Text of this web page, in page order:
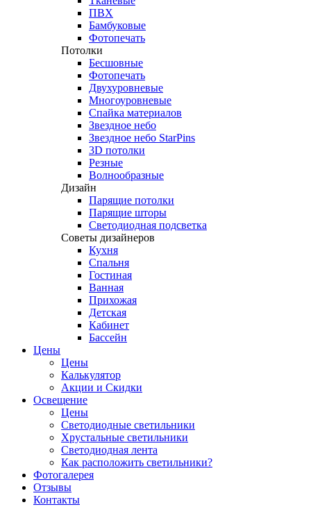
ПВХ
Бамбуковые
Фотопечать
Потолки
Бесшовные
Фотопечать
Двухуровневые
Многоуровневые
Спайка материалов
Звездное небо
Звездное небо StarPins
3D потолки
Резные
Волнообразные
Дизайн
Парящие потолки
Парящие шторы
Светодиодная подсветка
Советы дизайнеров
Кухня
Спальня
Гостиная
Ванная
Прихожая
Детская
Кабинет
Бассейн
Цены
Цены
Калькулятор
Акции и Скидки
Освещение
Цены
Светодиодные светильники
Хрустальные светильники
Светодиодная лента
Как расположить светильники?
Фотогалерея
Отзывы
Контакты